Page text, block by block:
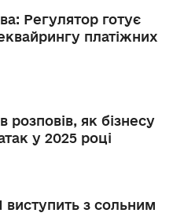
Регулятор готує
платіжних
як бізнесу
у 2025 році
виступить з сольним